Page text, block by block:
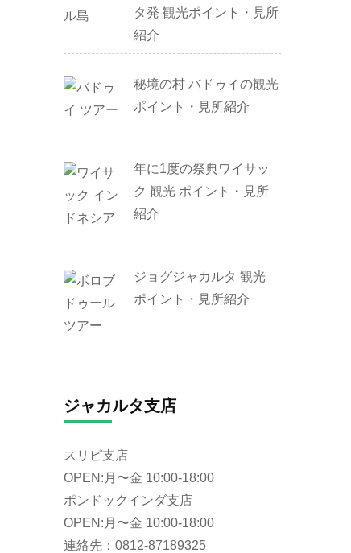
タ発 観光ポイント・見所
紹介
秘境の村 バドゥイの観光
ポイント・見所紹介
年に1度の祭典ワイサッ
ク 観光 ポイント・見所
紹介
ジョグジャカルタ 観光
ポイント・見所紹介
ジャカルタ支店
スリピ支店
OPEN:月〜金 10:00-18:00
ポンドックインダ支店
OPEN:月〜金 10:00-18:00
連絡先：0812-87189325